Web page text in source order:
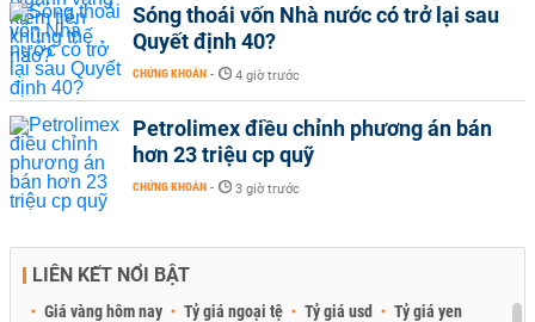
Sóng thoái vốn Nhà nước có trở lại sau
Quyết định 40?
CHỨNG KHOÁN - 4 giờ trước
Petrolimex điều chỉnh phương án bán
hơn 23 triệu cp quỹ
CHỨNG KHOÁN - 3 giờ trước
LIÊN KẾT NỔI BẬT
Giá vàng hôm nay Tỷ giá ngoại tệ Tỷ giá usd Tỷ giá yen